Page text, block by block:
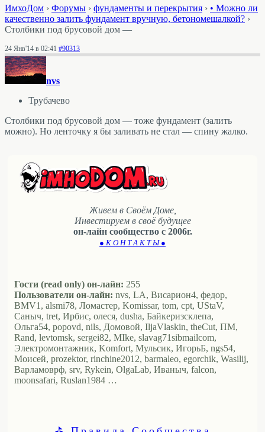
ИмхоДом › Форумы › фундаменты и перекрытия › • Можно ли
качественно залить фундамент вручную, бетономешалкой? ›
Столбики под брусовой дом —
24 Янв'14 в 02:41 #90313
nvs
Трубачево
Столбики под брусовой дом — тоже фундамент (залить
можно). Но ленточку я бы заливать не стал — спину жалко.
Живем в Своём Доме,
Инвестируем в своё будущее
он-лайн сообщество с 2006г.
● К О Н Т А К Т Ы ●
Гости (read only) он-лайн: 255
Пользователи он-лайн: nvs, LA, Висариoн4, федор,
BMV1, alsmi78, Ломастер, Komissar, tom, cpt, UStaV,
Саныч, tret, Ирбис, олеся, dusha, Байкеризсклепа,
Ольга54, popovd, nils, Домовой, IljaVlaskin, theCut, ПМ,
Rand, levtomsk, sergei82, MIke, slavag71sibmailcom,
Электромонтажник, Komfort, Мульсик, ИгорьБ, ngs54,
Моисей, prozektor, rinchine2012, barmaleo, egorchik, Wasilij,
Варламоврф, srv, Rykein, OlgaLab, Иваныч, falcon,
moonsafari, Ruslan1984 …